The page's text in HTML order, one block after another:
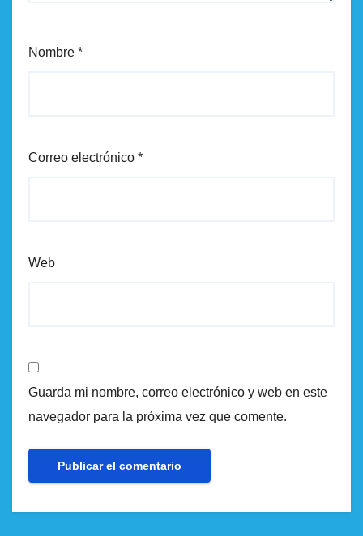
Nombre *
Correo electrónico *
Web
Guarda mi nombre, correo electrónico y web en este
navegador para la próxima vez que comente.